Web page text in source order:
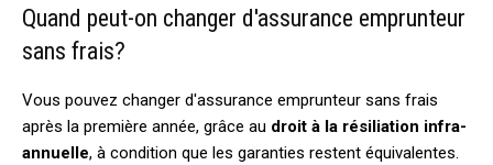
Quand peut-on changer d'assurance emprunteur
sans frais?
Vous pouvez changer d'assurance emprunteur sans frais
après la première année, grâce au droit à la résiliation infra-
annuelle, à condition que les garanties restent équivalentes.